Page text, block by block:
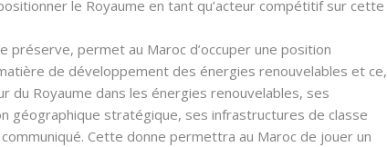
le Royaume en tant qu’acteur compétitif sur cette
préserve, permet au Maroc d’occuper une position
de développement des énergies renouvelables et ce,
Royaume dans les énergies renouvelables, ses
géographique stratégique, ses infrastructures de classe
Cette donne permettra au Maroc de jouer un